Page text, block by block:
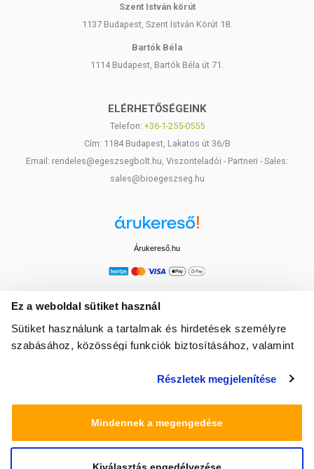
Ez a weboldal sütiket használ
Sütiket használunk a tartalmak és hirdetések személyre
szabásához, közösségi funkciók biztosításához, valamint
média-, hirdető- és elemező partnereinkkel megosztjuk az
amelyeket Ön adott meg számukra vagy az Ön által
használt más szolgáltatásokból gyűjtöttek.
Részletek megjelenítése
Mindennek a megengedése
Szent István körút
1137 Budapest, Szent István Körút 18.
Bartók Béla
1114 Budapest, Bartók Béla út 71.
ELÉRHETŐSÉGEINK
Telefon: +36-1-255-0555
Cím: 1184 Budapest, Lakatos út 36/B
Email: rendeles@egeszsegbolt.hu, Viszonteladói - Partneri - Sales:
sales@bioegeszseg.hu
Árukereső.hu